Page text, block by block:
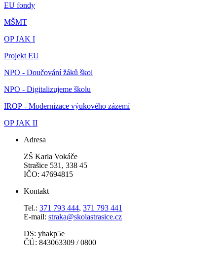
EU fondy
MŠMT
OP JAK I
Projekt EU
NPO - Doučování žáků škol
NPO - Digitalizujeme školu
IROP - Modernizace výukového zázemí
OP JAK II
Adresa
ZŠ Karla Vokáče
Strašice 531, 338 45
IČO: 47694815
Kontakt
Tel.: 371 793 444, 371 793 441
E-mail: straka@skolastrasice.cz
DS: yhakp5e
ČÚ: 843063309 / 0800